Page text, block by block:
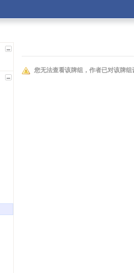
记住我
您无法查看该牌组，作者已对该牌组